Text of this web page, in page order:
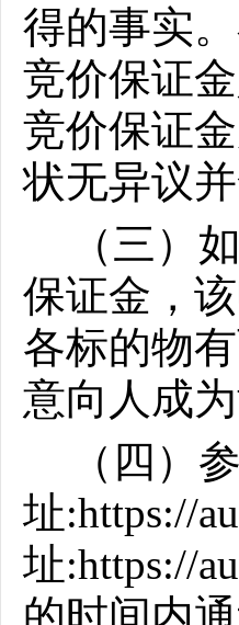
得的事实
竞价保证
竞价保证
状无异议
（三）
保证金，
各标的物
意向人成
（四）
址:https://
址:https://